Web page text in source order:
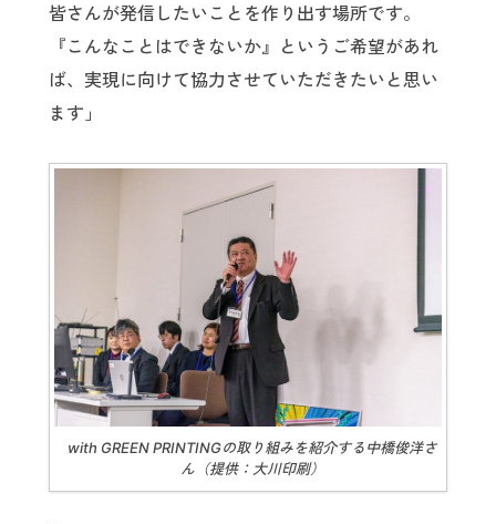
皆さんが発信したいことを作り出す場所です。
『こんなことはできないか』というご希望があれ
ば、実現に向けて協力させていただきたいと思い
ます」
with GREEN PRINTINGの取り組みを紹介する中橋俊洋さ
ん（提供：大川印刷）